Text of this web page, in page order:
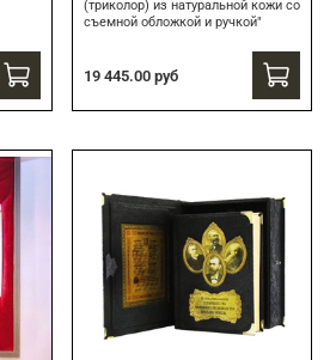
(триколор) из натуральной кожи со
съемной обложкой и ручкой"
19 445.00 руб